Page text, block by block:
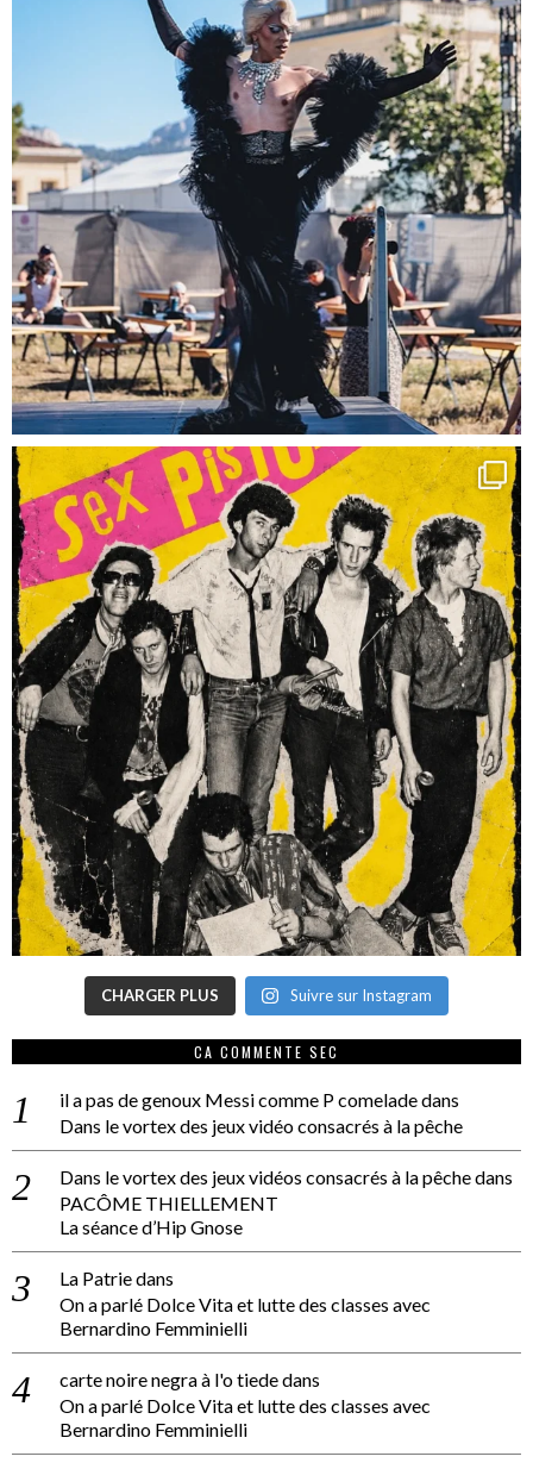
CHARGER PLUS Suivre sur Instagram
CA COMMENTE SEC
il a pas de genoux Messi comme P comeladedans
Dans le vortex des jeux vidéo consacrés à la pêche
Dans le vortex des jeux vidéos consacrés à la pêchedans
PACÔME THIELLEMENT
La séance d’Hip Gnose
La Patriedans
On a parlé Dolce Vita et lutte des classes avec
Bernardino Femminielli
carte noire negra à l'o tiededans
On a parlé Dolce Vita et lutte des classes avec
Bernardino Femminielli